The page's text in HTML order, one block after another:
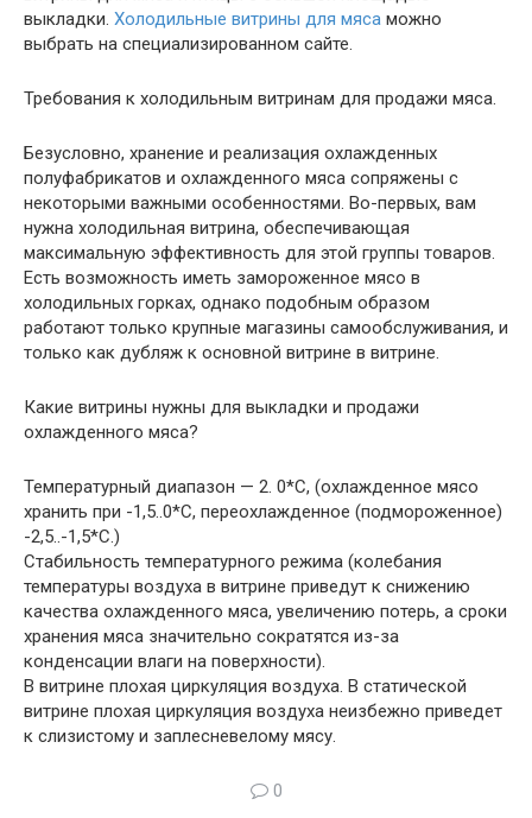
выкладки. Холодильные витрины для мяса можно
выбрать на специализированном сайте.
Требования к холодильным витринам для продажи мяса.
Безусловно, хранение и реализация охлажденных
полуфабрикатов и охлажденного мяса сопряжены с
некоторыми важными особенностями. Во-первых, вам
нужна холодильная витрина, обеспечивающая
максимальную эффективность для этой группы товаров.
Есть возможность иметь замороженное мясо в
холодильных горках, однако подобным образом
работают только крупные магазины самообслуживания, и
только как дубляж к основной витрине в витрине.
Какие витрины нужны для выкладки и продажи
охлажденного мяса?
Температурный диапазон — 2. 0*С, (охлажденное мясо
хранить при -1,5..0*С, переохлажденное (подмороженное)
-2,5..-1,5*С.)
Стабильность температурного режима (колебания
температуры воздуха в витрине приведут к снижению
качества охлажденного мяса, увеличению потерь, а сроки
хранения мяса значительно сократятся из-за
конденсации влаги на поверхности).
В витрине плохая циркуляция воздуха. В статической
витрине плохая циркуляция воздуха неизбежно приведет
к слизистому и заплесневелому мясу.
0